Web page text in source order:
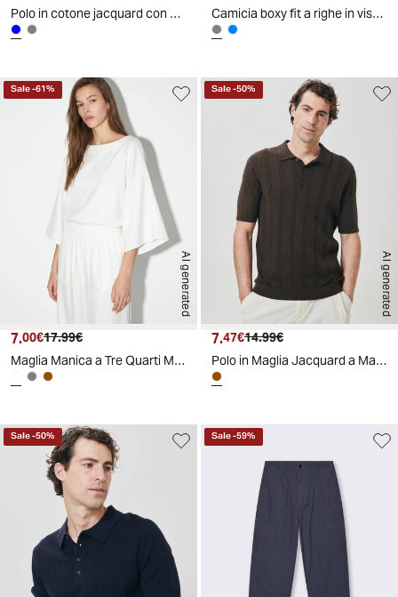
Polo in cotone jacquard con colletto - Blu
Camicia boxy fit a righe in viscosa - Grigio fango
AI generated
Sale-61%
Prezzo attuale
7.00€ Prezzo originale
17.99€
Maglia Manica a Tre Quarti Morbida - Bianco
AI generated
Sale-50%
Prezzo attuale
7.47€ Prezzo originale
14.99€
Polo in Maglia Jacquard a Maniche Corte - Moro
Sale-50% Sale-59%